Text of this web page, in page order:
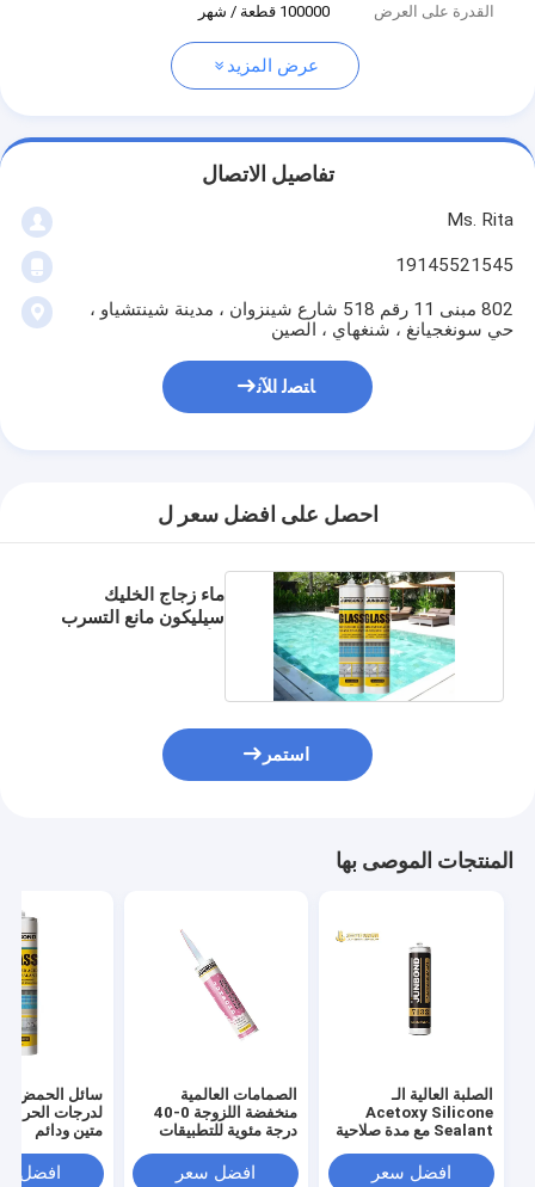
القدرة على العرض
100000 قطعة / شهر
عرض المزيد
تفاصيل الاتصال
Ms. Rita
19145521545
802 مبنى 11 رقم 518 شارع شينزوان ، مدينة شينتشياو ،
حي سونغجيانغ ، شنغهاي ، الصين
ﺎﺘﺼﻟ ﺍﻶﻧ
احصل على افضل سعر ل
ماء زجاج الخليك
سيليكون مانع التسرب
استمر
المنتجات الموصى بها
الصلبة العالية الـ
Acetoxy Silicone
Sealant مع مدة صلاحية
افضل سعر
الصمامات العالمية
منخفضة اللزوجة 0-40
درجة مئوية للتطبيقات
افضل سعر
سائل الحمض
لدرجات الحرارة
متين ودائم
افضل